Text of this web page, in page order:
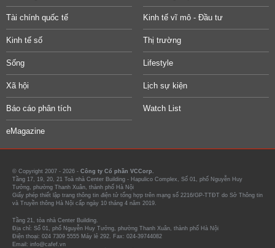
Tài chính quốc tế Kinh tế vĩ mô - Đầu tư
Kinh tế số Thị trường
Sống Lifestyle
Xã hội Lịch sự kiện
Báo cáo phân tích Watch List
eMagazine
© Copyright 2007 - 2026 - Công ty Cổ phần VCCorp.
Tầng 17, 19, 20, 21 Toà nhà Center Building - Hapulico Complex, Số 01, phố Nguyễn Huy
Tưởng, phường Thanh Xuân, thành phố Hà Nội
Giấy phép thiết lập trang thông tin điện tử tổng hợp trên mạng số 2216/GP-TTĐT do Sở Thông tin
và Truyền thông Hà Nội cấp ngày 10 tháng 4 năm 2019.
Tầng 21, tòa nhà Center Building.
Địa chỉ: Số 01, phố Nguyễn Huy Tưởng, phường Thanh Xuân, thành phố Hà Nội
Điện thoại: 024 7309 5555 Máy lẻ 292. Fax: 024-39744082
Email: info@cafef.vn